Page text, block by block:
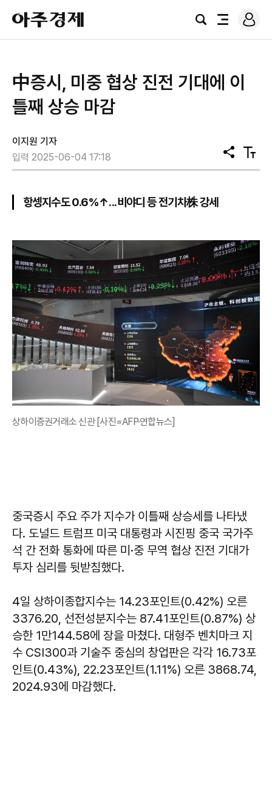
아
주
경
검
전
로
그
中증시, 미중 협상 진전 기대에 이
틀째 상승 마감
이지원 기자
입력 2025-06-04 17:18
공
유
텍
스
항셍지수도 0.6%↑...비야디 등 전기차株 강세
상하이증권거래소 신관 [사진=AFP·연합뉴스]
중국증시 주요 주가 지수가 이틀째 상승세를 나타냈
다. 도널드 트럼프 미국 대통령과 시진핑 중국 국가주
석 간 전화 통화에 따른 미·중 무역 협상 진전 기대가
투자 심리를 뒷받침했다.
4일 상하이종합지수는 14.23포인트(0.42%) 오른
3376.20, 선전성분지수는 87.41포인트(0.87%) 상
승한 1만144.58에 장을 마쳤다. 대형주 벤치마크 지
수 CSI300과 기술주 중심의 창업판은 각각 16.73포
인트(0.43%), 22.23포인트(1.11%) 오른 3868.74,
2024.93에 마감했다.​​​​​​